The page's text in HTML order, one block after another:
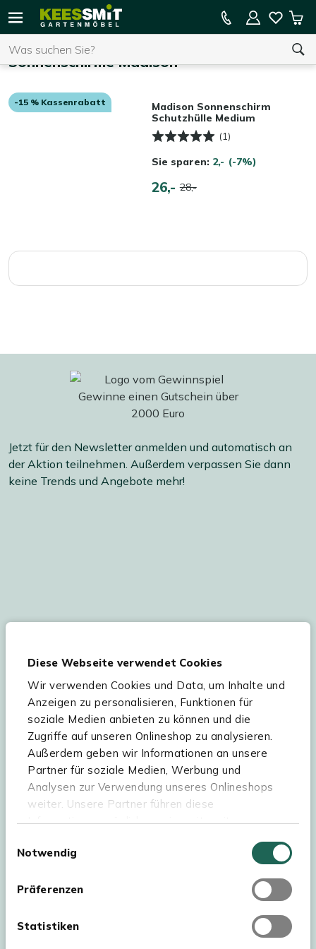
Diese Webseite verwendet Cookies
Wir verwenden Cookies und Data, um Inhalte und
Anzeigen zu personalisieren, Funktionen für
soziale Medien anbieten zu können und die
Zugriffe auf unseren Onlineshop zu analysieren.
Außerdem geben wir Informationen an unsere
Partner für soziale Medien, Werbung und
Analysen zur Verwendung unseres Onlineshops
weiter. Unsere Partner führen diese
Informationen möglicherweise mit weiteren
haben oder die sie im Rahmen Ihrer Nutzung der
Webseite müssen Sie die Cookies akzeptieren.
Notwendig
Präferenzen
Statistiken
Sie haben keine Artikel in Ihrem Warenkorb.
15 % Kassenrabatt auf die gesamte Kollektion
Sonnenschirme Madison
-15 % Kassenrabatt
Madison Sonnenschirm
Schutzhülle Medium
(1)
Sie sparen: 2,- (-7%)
26,- 28,-
Jetzt für den Newsletter anmelden und automatisch an
der Aktion teilnehmen. Außerdem verpassen Sie dann
keine Trends und Angebote mehr!
Einstellungen verarbeitet. Abmeldung jederzeit
möglich.
Teilnahmebedingungen Gutscheinaktion lesen.
Hilfe & Service
Sortiment
Kees Smit Gartenmöbel